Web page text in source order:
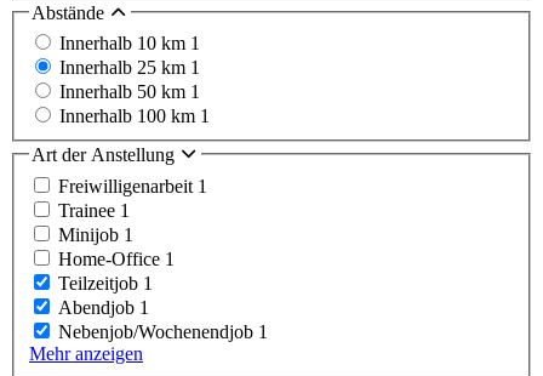
Abstände
Innerhalb 10 km 1
Innerhalb 25 km 1
Innerhalb 50 km 1
Innerhalb 100 km 1
Art der Anstellung
Freiwilligenarbeit 1
Trainee 1
Minijob 1
Home-Office 1
Teilzeitjob 1
Abendjob 1
Nebenjob/Wochenendjob 1
Mehr anzeigen